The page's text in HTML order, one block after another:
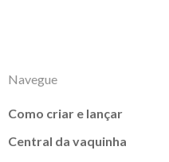
Navegue
Como criar e lançar
Central da vaquinha